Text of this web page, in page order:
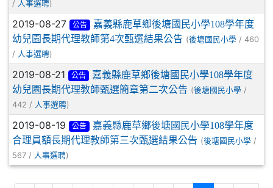
/ 人事選聘)
2019-08-27 公告
嘉義縣鹿草鄉後塘國民小學108學年度
幼兒園長期代理教師第4次甄選結果公告 (後塘國民小學 / 460
/ 人事選聘)
2019-08-21 公告
嘉義縣鹿草鄉後塘國民小學108學年度
幼兒園長期代理教師甄選簡章第二次公告 (後塘國民小學 /
442 / 人事選聘)
2019-08-19 公告
嘉義縣鹿草鄉後塘國民小學108學年度
合理員額長期代理教師第三次甄選結果公告 (後塘國民小學 /
567 / 人事選聘)